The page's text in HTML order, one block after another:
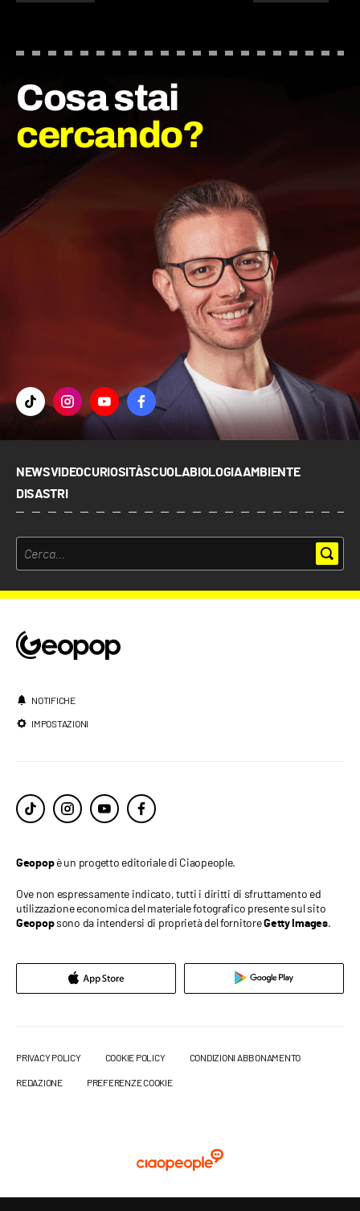
Cosa stai
cercando?
NEWSVIDEOCURIOSITÀSCUOLABIOLOGIAAMBIENTE
DISASTRI
NOTIFICHE
IMPOSTAZIONI
Geopopè un progetto editoriale di Ciaopeople.
Ove non espressamente indicato, tutti i diritti di sfruttamento ed
utilizzazione economica del materiale fotografico presente sul sito
Geopopsono da intendersi di proprietà del fornitoreGetty Images.
PRIVACY POLICY COOKIE POLICY CONDIZIONI ABBONAMENTO
REDAZIONE PREFERENZE COOKIE